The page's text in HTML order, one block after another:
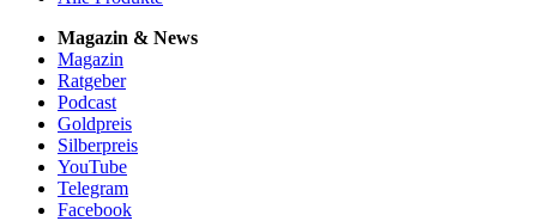
Magazin & News
Magazin
Ratgeber
Podcast
Goldpreis
Silberpreis
YouTube
Telegram
Facebook